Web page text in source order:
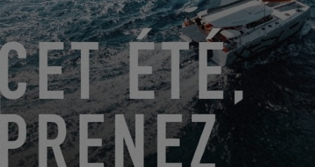
POURQUOI CHOISIR UN CATAMARAN POUR NAVIGUER
AUTOUR DU MONDE ?
28.04.2025